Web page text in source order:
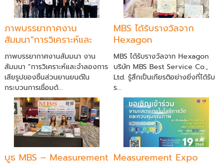
ภาพบรรยากาศงาน
สัมมนา“การวิเคราะห์และ
จำลองการเสียรูปของชิ้น
ส่วนยานยนต์ในกระบวนการ
เชื่อมด้วย Simufact
Welding”
ภาพบรรยากาศงานสัมมนา งาน
สัมมนา “การวิเคราะห์และจำลองการ
เสียรูปของชิ้นส่วนยานยนต์ใน
กระบวนการเชื่อมด้...
MBS ได้รับรางวัลจาก
Hexagon
MBS ได้รับรางวัลจาก Hexagon
บริษัท MBS Best Service Co.,
Ltd. รู้สึกเป็นเกียรติอย่างยิ่งที่ได้รับ
ร...
บูธ MBS – Measurement Measurement Expo